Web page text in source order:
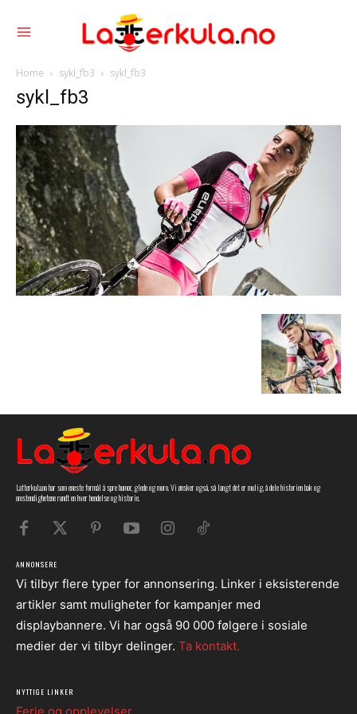
Home sykl_fb3 sykl_fb3
sykl_fb3
Latterkula.no har som eneste formål å spre humor, glede og moro. Vi ønsker også, så langt det er mulig, å dele historien bak og
omstendighetene rundt en hver hendelse og historie.
ANNONSERE
Vi tilbyr flere typer for annonsering. Linker i eksisterende
artikler samt muligheter for kampanjer med
displaybannere. Vi har også 90 000 følgere i sosiale
medier der vi tilbyr delinger. Ta kontakt.
NYTTIGE LINKER